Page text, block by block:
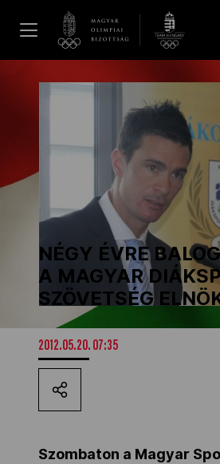
Hírek
Galéria
Dakar 2026
Los Angeles 2028
MOB
Kettőskarrier-program
NOB
NÉGY ÉVRE
A MAGYAR
SZÖVETSÉG
2012.05.20. 07:35
Szombaton a Magyar